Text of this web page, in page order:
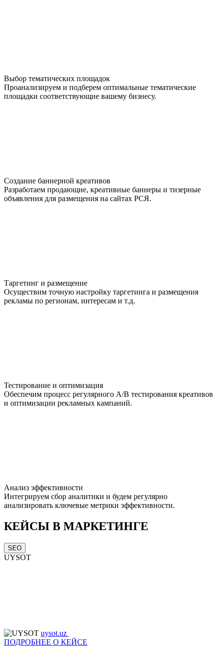
Выбор тематических площадок
Проанализируем и подберем оптимальные тематические
площадки соответствующие вашему бизнесу.
Создание баннерной креативов
Разработаем продающие, креативные баннеры и тизерные
объявления для размещения на сайтах РСЯ.
Таргетинг и размещение
Осуществим точную настройку таргетинга и размещения
рекламы по регионам, интересам и т.д.
Тестирование и оптимизация
Обеспечим процесс регулярного А/В тестирования креативов
и оптимизации рекламных кампаний.
Анализ эффективности
Интегрируем сбор аналитики и будем регулярно
анализировать ключевые метрики эффективности.
КЕЙСЫ В МАРКЕТИНГЕ
SEO
UYSOT
uysot.uz
ПОДРОБНЕЕ О КЕЙСЕ